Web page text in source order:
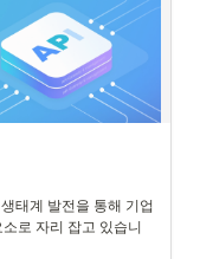
력값을 철저히 검증해야
사이트 스크립팅(XSS)
방지하기 위해 사용량
요합니다. 이를 통해
과부하를 방지할 수 있
주기적으로 변경하고,
으로의 기술 발전과 함
변화하는 IT 환경 속에
나은 서비스를 제공하
태계 발전을 통해 기업
로 자리 잡고 있습니